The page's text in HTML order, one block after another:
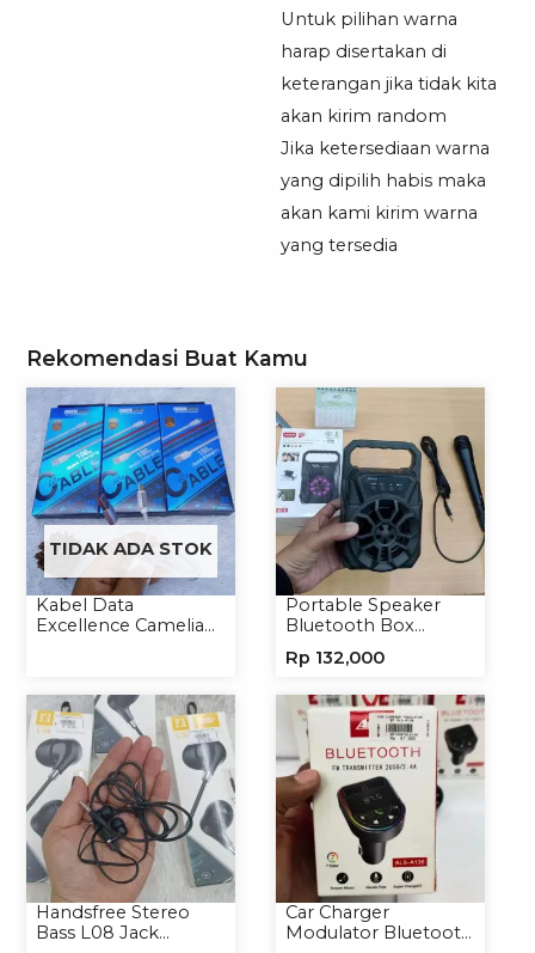
Untuk pilihan warna
harap disertakan di
keterangan jika tidak kita
akan kirim random
Jika ketersediaan warna
yang dipilih habis maka
akan kami kirim warna
yang tersedia
Rekomendasi Buat Kamu
TIDAK ADA STOK
Kabel Data
Excellence Camelia
Portable Speaker
Bluetooth Box
Portable Wireless
Rp 132,000
Handsfree Stereo
Bass L08 Jack
Car Charger
Modulator Bluetooth